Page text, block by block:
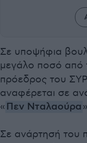
Σε υποψήφια
μεγάλο ποσό από
πρόεδρος του
αναφέρεται σε
« Πεν Νταλαούρα
Σε ανάρτησή του